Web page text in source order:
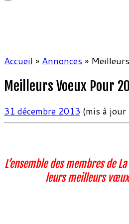
Accueil » Annonces »
Meilleurs Voeux Pour
31 décembre 2013 (mis à
L’ensemble des membres de
leurs meilleurs